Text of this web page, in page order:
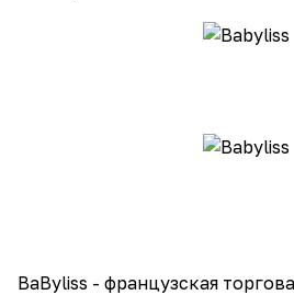
BaByliss - французская